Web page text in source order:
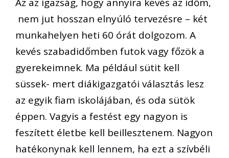
Az az igazság, hogy annyira kevés az időm,
nem jut hosszan elnyúló tervezésre – két
munkahelyen heti 60 órát dolgozom. A
kevés szabadidőmben futok vagy főzök a
gyerekeimnek. Ma például sütit kell
süssek- mert diákigazgatói választás lesz
az egyik fiam iskolájában, és oda sütök
éppen. Vagyis a festést egy nagyon is
feszített életbe kell beillesztenem. Nagyon
hatékonynak kell lennem, ha ezt a szívbéli